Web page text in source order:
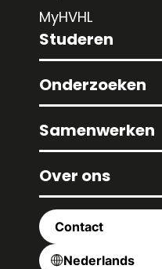
MyHVHL
Studeren
Onderzoeken
Samenwerken
Over ons
Contact
Nederlands